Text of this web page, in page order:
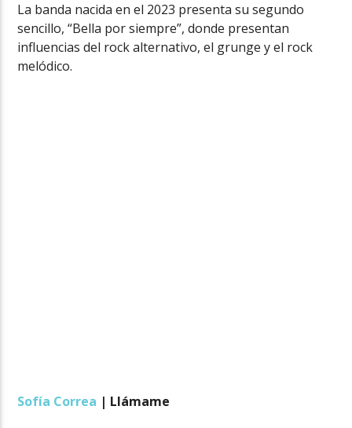
La banda nacida en el 2023 presenta su segundo
sencillo, “Bella por siempre”, donde presentan
influencias del rock alternativo, el grunge y el rock
melódico.
Sofía Correa | Llámame